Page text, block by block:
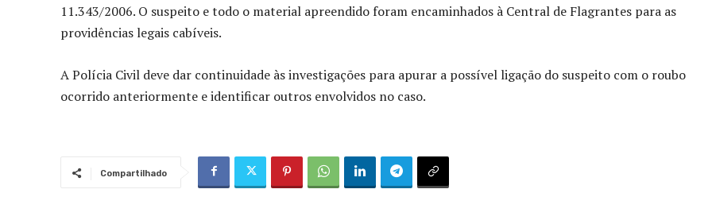
11.343/2006. O suspeito e todo o material apreendido foram encaminhados à Central de Flagrantes para as
providências legais cabíveis.
A Polícia Civil deve dar continuidade às investigações para apurar a possível ligação do suspeito com o roubo
ocorrido anteriormente e identificar outros envolvidos no caso.
Compartilhado